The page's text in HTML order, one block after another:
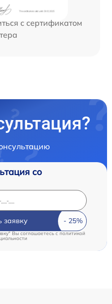
с сертификатом
со
заявку
Вы соглашаетесь c политикой